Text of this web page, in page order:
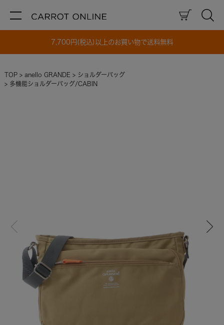
7,700円(税込)以上のお買い物で送料無料
TOP anello GRANDE
ショルダーバッグ
多機能ショルダーバッグ/CABIN